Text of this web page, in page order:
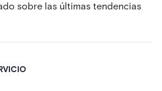
sobre las últimas tendencias